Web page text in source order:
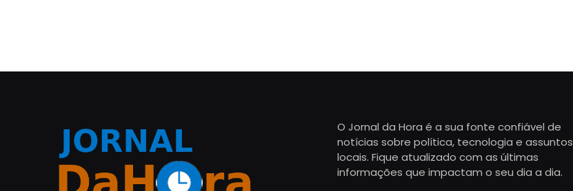
O Jornal da Hora é a sua fonte confiável de
notícias sobre política, tecnologia e assuntos
locais. Fique atualizado com as últimas
informações que impactam o seu dia a dia.